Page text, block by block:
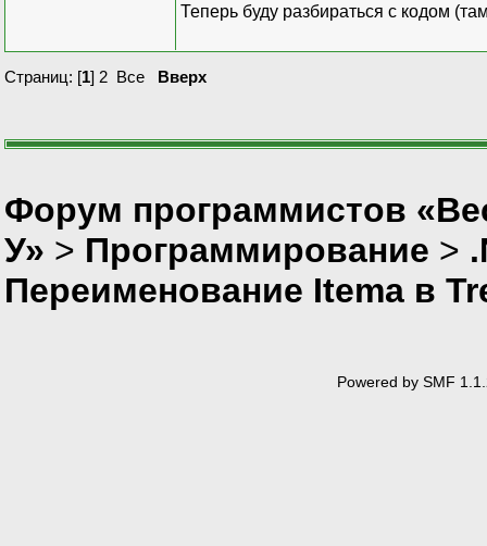
Теперь буду разбираться с кодом
Страниц: [1] 2 Все Вверх
Форум программистов
У» > Программирование >
Переименование Itema в
Powered by SMF